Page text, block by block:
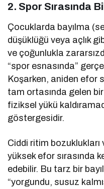
2. Spor Sırasında
Çocuklarda bayılma
düşüklüğü veya açlık
ve çoğunlukla
“spor esnasında”
Koşarken, aniden efor
tam ortasında gelen
fiziksel yükü
göstergesidir.
Ciddi ritim bozuklukları
yüksek efor sırasında
edebilir. Bu tarz bir
“yorgundu, susuz